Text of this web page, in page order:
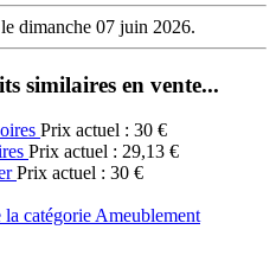
dimanche 07 juin 2026.
similaires en vente...
Prix actuel : 30 €
Prix actuel : 29,13 €
Prix actuel : 30 €
catégorie Ameublement